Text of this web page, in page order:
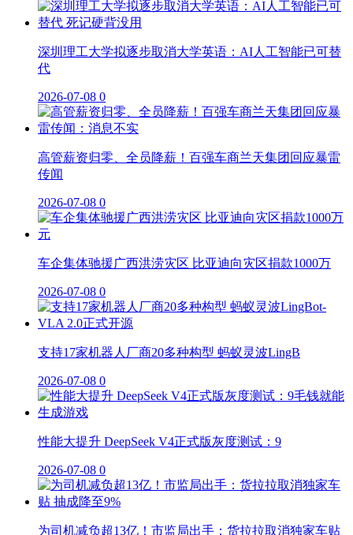
深圳理工大学拟逐步取消大学英语：AI人工智能已可替
代
2026-07-08 0
高管薪资归零、全员降薪！百强车商兰天集团回应暴雷
传闻
2026-07-08 0
车企集体驰援广西洪涝灾区 比亚迪向灾区捐款1000万
2026-07-08 0
支持17家机器人厂商20多种构型 蚂蚁灵波LingB
2026-07-08 0
性能大提升 DeepSeek V4正式版灰度测试：9
2026-07-08 0
为司机减负超13亿！市监局出手：货拉拉取消独家车贴